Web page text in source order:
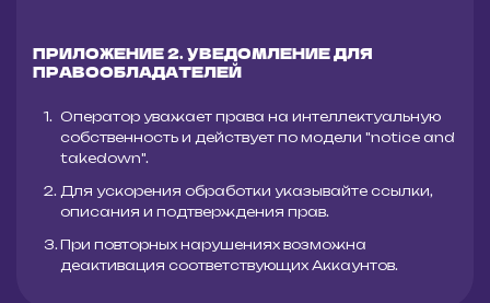
ПРИЛОЖЕНИЕ 2. УВЕДОМЛЕНИЕ ДЛЯ
ПРАВООБЛАДАТЕЛЕЙ
Оператор уважает права на интеллектуальную
собственность и действует по модели "notice and
takedown".
Для ускорения обработки указывайте ссылки,
описания и подтверждения прав.
При повторных нарушениях возможна
деактивация соответствующих Аккаунтов.